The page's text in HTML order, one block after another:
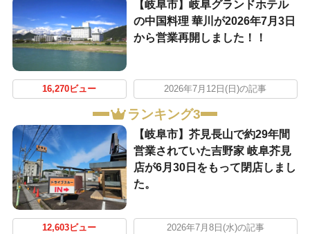
【岐阜市】岐阜グランドホテル
の中国料理 華川が2026年7月3日
から営業再開しました！！
16,270ビュー 2026年7月12日(日)の記事
ランキング3
【岐阜市】芥見長山で約29年間
営業されていた吉野家 岐阜芥見
店が6月30日をもって閉店しまし
た。
12,603ビュー 2026年7月8日(水)の記事